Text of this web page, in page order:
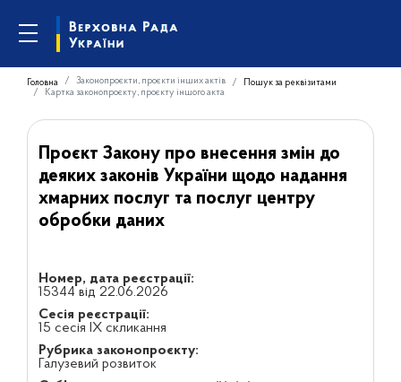
Головна Законопроєкти, проєкти інших актів
Пошук за реквізитами
Картка законопроєкту, проєкту іншого акта
Проєкт Закону про внесення змін до
деяких законів України щодо надання
хмарних послуг та послуг центру
обробки даних
Номер, дата реєстрації:
15344 від 22.06.2026
Сесія реєстрації:
15 сесія IX скликання
Рубрика законопроєкту:
Галузевий розвиток